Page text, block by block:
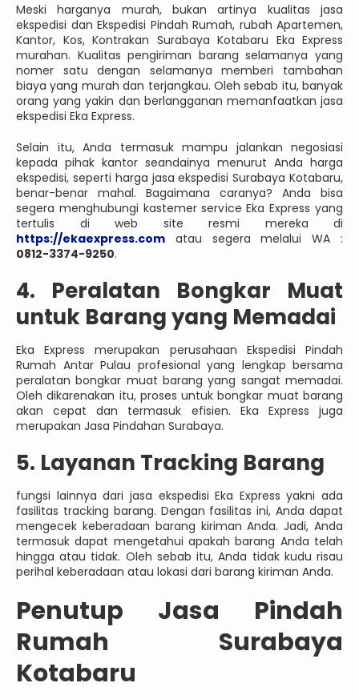
Meski harganya murah, bukan artinya kualitas jasa
ekspedisi dan Ekspedisi Pindah Rumah, rubah Apartemen,
Kantor, Kos, Kontrakan Surabaya Kotabaru Eka Express
murahan. Kualitas pengiriman barang selamanya yang
nomer satu dengan selamanya memberi tambahan
biaya yang murah dan terjangkau. Oleh sebab itu, banyak
orang yang yakin dan berlangganan memanfaatkan jasa
ekspedisi Eka Express.
Selain itu, Anda termasuk mampu jalankan negosiasi
kepada pihak kantor seandainya menurut Anda harga
ekspedisi, seperti harga jasa ekspedisi Surabaya Kotabaru,
benar-benar mahal. Bagaimana caranya? Anda bisa
segera menghubungi kastemer service Eka Express yang
tertulis di web site resmi mereka di
https://ekaexpress.com atau segera melalui WA :
0812-3374-9250.
4. Peralatan Bongkar Muat
untuk Barang yang Memadai
Eka Express merupakan perusahaan Ekspedisi Pindah
Rumah Antar Pulau profesional yang lengkap bersama
peralatan bongkar muat barang yang sangat memadai.
Oleh dikarenakan itu, proses untuk bongkar muat barang
akan cepat dan termasuk efisien. Eka Express juga
merupakan Jasa Pindahan Surabaya.
5. Layanan Tracking Barang
fungsi lainnya dari jasa ekspedisi Eka Express yakni ada
fasilitas tracking barang. Dengan fasilitas ini, Anda dapat
mengecek keberadaan barang kiriman Anda. Jadi, Anda
termasuk dapat mengetahui apakah barang Anda telah
hingga atau tidak. Oleh sebab itu, Anda tidak kudu risau
perihal keberadaan atau lokasi dari barang kiriman Anda.
Penutup Jasa Pindah
Rumah Surabaya
Kotabaru